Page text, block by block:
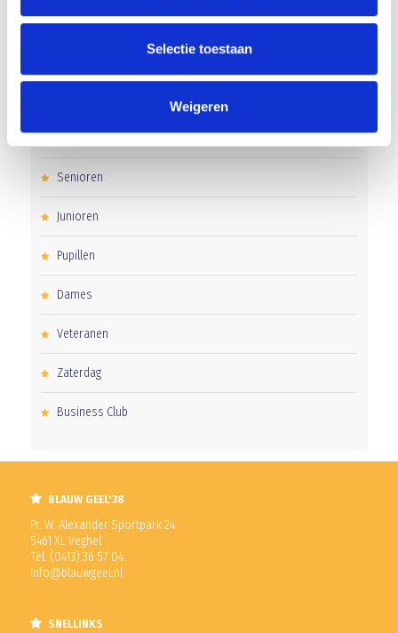
Selectie toestaan
Weigeren
Clubnieuws
Senioren
Junioren
Pupillen
Dames
Veteranen
Zaterdag
Business Club
BLAUW GEEL'38
Pr. W. Alexander Sportpark 24
5461 XL Veghel
Tel. (0413) 36 57 04
info@blauwgeel.nl
SNELLINKS